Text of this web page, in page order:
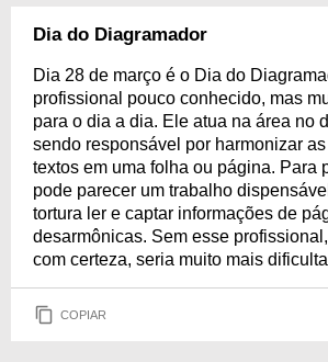
Dia do Diagramador
Dia 28 de março é o Dia do
profissional pouco conhecido, mas
para o dia a dia. Ele atua na área no
sendo responsável por harmonizar
textos em uma folha ou página. Para
pode parecer um trabalho
tortura ler e captar informações de
desarmônicas. Sem esse
com certeza, seria muito mais
COPIAR